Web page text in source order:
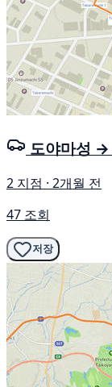
도야마성 →
2 지점 · 2개월 전
47 조회
저장